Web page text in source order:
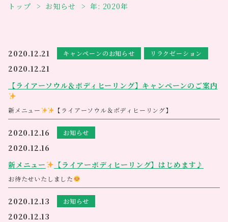
トップ お知らせ 年: 2020年
2020.12.21 キャンペーンのお知らせ リラクゼーション
2020.12.21
【ライアーソウル＆ボディヒーリング】キャンペーンのご案内
新メニュー 【ライアーソウル＆ボディヒーリング】
2020.12.16 お知らせ
2020.12.16
新メニュー
【ライアーボディヒーリング】はじめます♪
お待たせいたしました
これから新しく始まるスペシャルなメニューのご案内です
【ライアー
ソウル&ボディヒーリング
ボディケアや、モルフォセラピーとライアーを組み合わせた極上のリラ
クゼーションです
2020.12.13 お知らせ
2020.12.13